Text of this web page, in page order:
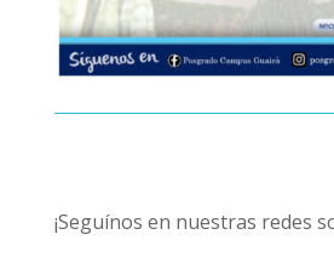
¡Seguínos en nuestras redes